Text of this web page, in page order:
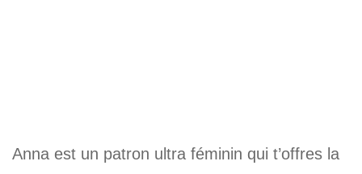
Anna est un patron ultra féminin qui t’offres la